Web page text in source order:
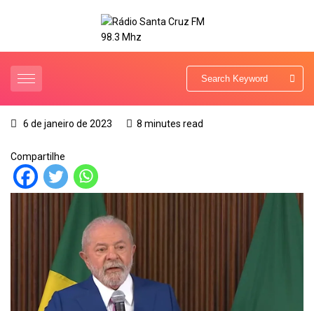
6 de janeiro de 2023 8 minutes read
Compartilhe